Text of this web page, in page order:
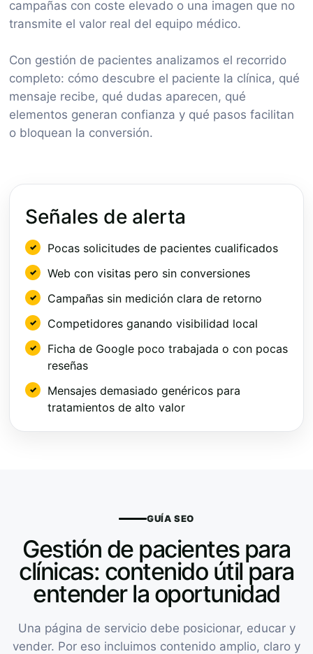
campañas con coste elevado o una imagen que no
transmite el valor real del equipo médico.
Con gestión de pacientes analizamos el recorrido
completo: cómo descubre el paciente la clínica, qué
mensaje recibe, qué dudas aparecen, qué
elementos generan confianza y qué pasos facilitan
o bloquean la conversión.
Señales de alerta
Pocas solicitudes de pacientes cualificados
Web con visitas pero sin conversiones
Campañas sin medición clara de retorno
Competidores ganando visibilidad local
Ficha de Google poco trabajada o con pocas
reseñas
Mensajes demasiado genéricos para
tratamientos de alto valor
GUÍA SEO
Gestión de pacientes para
clínicas: contenido útil para
entender la oportunidad
Una página de servicio debe posicionar, educar y
vender. Por eso incluimos contenido amplio, claro y